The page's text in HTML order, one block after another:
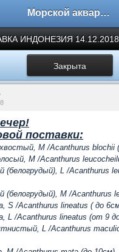
Морской аквариум. Форумы ReefCentral.ru
ИНДОНЕЗИЯ 14.12.2018
Закрыта
поставки:
M /Acanthurus blochii
M /Acanthurus
(белогрудый), L /Acanthurus
(белогрудый), M /Acanthurus
S /Acanthurus lineatus ( до
L /Acanthurus lineatus (от 9
L /Acanthurus